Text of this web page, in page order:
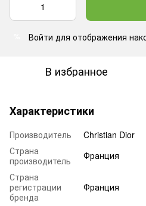
Войти для отображения
В избранное
Характеристики
Производитель
Christian Dior
Страна
производитель
Франция
Страна
регистрации
бренда
Франция